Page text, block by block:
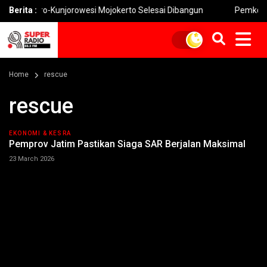
Berita :
Kunjorowesi Mojokerto Selesai Dibangun Pemkot
Home rescue
rescue
EKONOMI & KESRA
Pemprov Jatim Pastikan Siaga SAR Berjalan Maksimal
23 March 2026